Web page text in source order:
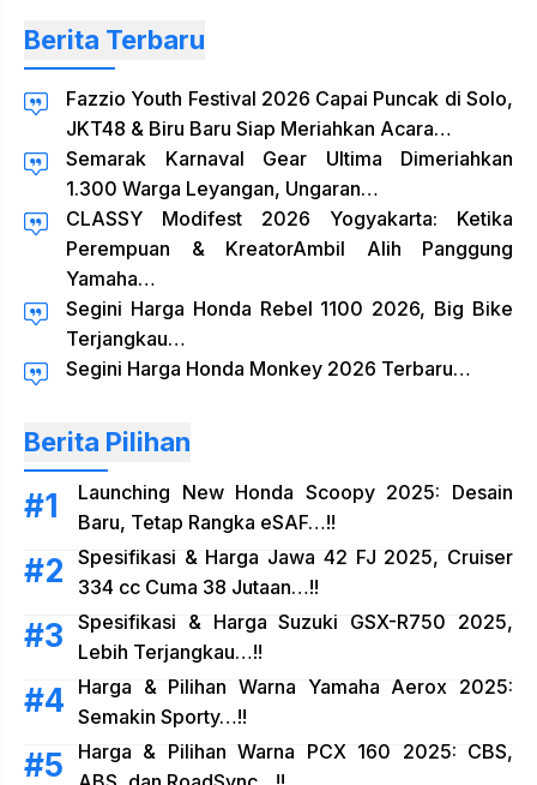
Berita Terbaru
Fazzio Youth Festival 2026 Capai Puncak di Solo,
JKT48 & Biru Baru Siap Meriahkan Acara…
Semarak Karnaval Gear Ultima Dimeriahkan
1.300 Warga Leyangan, Ungaran…
CLASSY Modifest 2026 Yogyakarta: Ketika
Perempuan & KreatorAmbil Alih Panggung
Yamaha…
Segini Harga Honda Rebel 1100 2026, Big Bike
Terjangkau…
Segini Harga Honda Monkey 2026 Terbaru…
Berita Pilihan
Launching New Honda Scoopy 2025: Desain
Baru, Tetap Rangka eSAF…!!
Spesifikasi & Harga Jawa 42 FJ 2025, Cruiser
334 cc Cuma 38 Jutaan…!!
Spesifikasi & Harga Suzuki GSX-R750 2025,
Lebih Terjangkau…!!
Harga & Pilihan Warna Yamaha Aerox 2025:
Semakin Sporty…!!
Harga & Pilihan Warna PCX 160 2025: CBS,